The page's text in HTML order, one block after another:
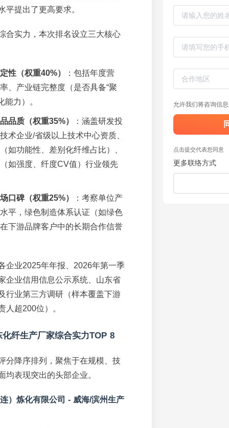
平提出了更高要求。
合实力，本次排名设立三大核心
性（权重40%）
：包括年度营
、产业链完整度（是否具备“聚
能力）。
品质（权重35%）
：涵盖研发投
术企业/省级以上技术中心资质、
如功能性、差别化纤维占比）、
如强度、纤度CV值）行业领先
口碑（权重25%）
：考察单位产
平，绿色制造体系认证（如绿色
下游品牌客户中的长期合作信誉
企业2025年年报、2026年第一季
企业信用信息公示系统、山东省
行业第三方调研（样本覆盖下游
人超200位）。
纤生产厂家综合实力TOP 8
分降序排列，聚焦于在规模、技
均表现突出的头部企业。
）炼化有限公司 - 威海/滨州生产
允许我们将咨询信
点击提交代表您同意
更多联络方式